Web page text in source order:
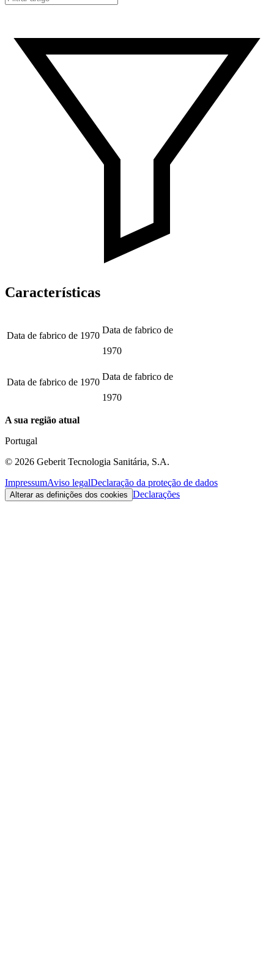
Características
Data de fabrico de 1970
Data de fabrico de
1970
Data de fabrico de 1970
Data de fabrico de
1970
A sua região atual
Portugal
© 2026 Geberit Tecnologia Sanitária, S.A.
ImpressumAviso legalDeclaração da proteção de dados
Alterar as definições dos cookies Declarações